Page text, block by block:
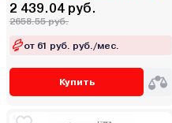
2 439.04 руб.
2658.55 руб.
от 61 руб. руб./мес.
Купить